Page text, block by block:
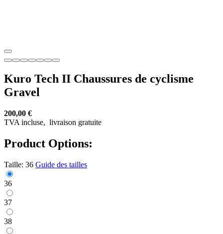
Kuro Tech II Chaussures de cyclisme
Gravel
200,00 €
TVA incluse, livraison gratuite
Product Options:
Taille: 36 Guide des tailles
36
37
38